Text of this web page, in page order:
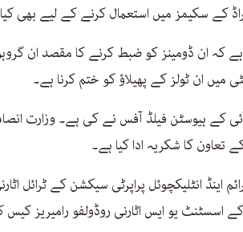
کے سکیمز میں استعمال کرنے کے لیے بھی کیا
ہے کہ ان ڈومینز کو ضبط کرنے کا مقصد ان
میں ان ٹولز کے پھیلاؤ کو ختم کرنا ہے۔
کے ہیوسٹن فیلڈ آفس نے کی ہے۔ وزارت
تعاون کا شکریہ ادا کیا ہے۔
اینڈ انٹلیکچوئل پراپرٹی سیکشن کے ٹرائل
یو ایس اٹارنی روڈولفو رامیریز کیس